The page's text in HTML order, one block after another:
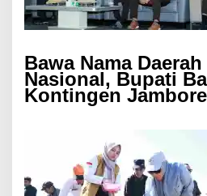
Bawa Nama
Nasional, Bupati
Kontingen